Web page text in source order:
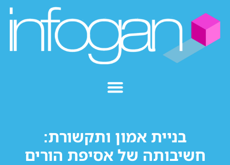
בניית אמון ותקשורת:
חשיבותה של אסיפת הורים